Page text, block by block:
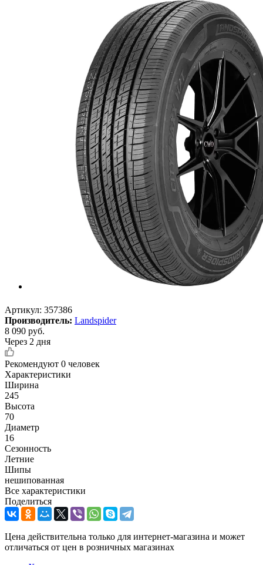
Артикул: 357386
Производитель: Landspider
8 090 руб.
Через 2 дня
Рекомендуют 0 человек
Характеристики
Ширина
245
Высота
70
Диаметр
16
Сезонность
Летние
Шипы
нешипованная
Все характеристики
Поделиться
Цена действительна только для интернет-магазина и может
отличаться от цен в розничных магазинах